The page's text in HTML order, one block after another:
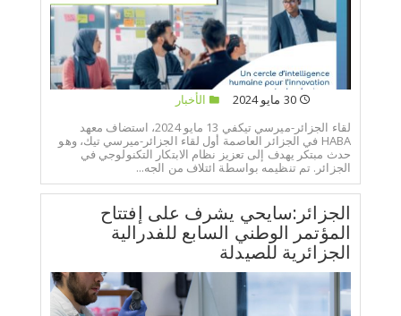
30 مايو 2024
الأخبار
لقاء الجزائر-ميرسي تيكفي 13 مايو 2024، استضاف معهد
HABA في الجزائر العاصمة أول لقاء الجزائر-ميرسي تيك، وهو
حدث مبتكر يهدف إلى تعزيز نظام الابتكار التكنولوجي في
الجزائر. تم تنظيمه بواسطة ائتلاف من الجه...
الجزائر:سايحي يشرف على إفتتاح
المؤتمر الوطني السابع للفدرالية
الجزائرية للصيدلة